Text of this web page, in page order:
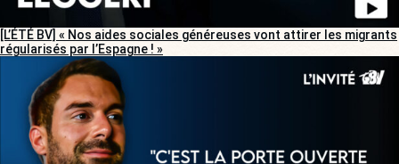
[L’ÉTÉ BV] « Nos aides sociales généreuses vont attirer les migrants
régularisés par l’Espagne ! »